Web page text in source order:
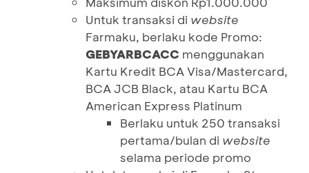
Untuk transaksi di website
Farmaku, berlaku kode Promo:
GEBYARBCACC menggunakan
Kartu Kredit BCA Visa/Mastercard,
BCA JCB Black, atau Kartu BCA
American Express Platinum
Berlaku untuk 250 transaksi
pertama/bulan di website
selama periode promo